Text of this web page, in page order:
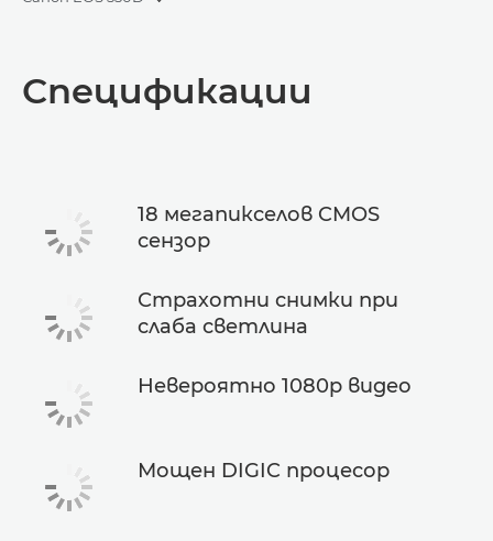
Toggle breadcrumbs
Спецификации
Спецификации
18 мегапикселов CMOS
сензор
Страхотни снимки при
слаба светлина
Невероятно 1080p видео
Мощен DIGIC процесор